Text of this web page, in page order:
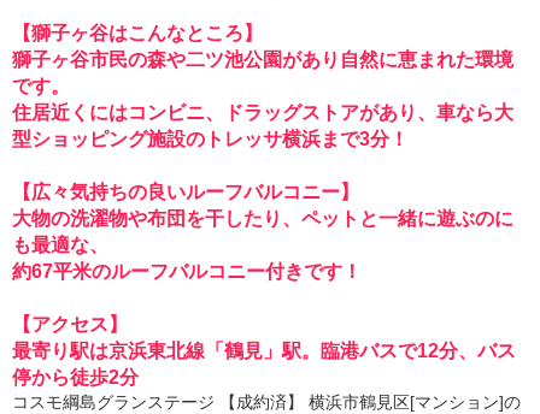
【獅子ヶ谷はこんなところ】
獅子ヶ谷市民の森や二ツ池公園があり自然に恵まれた環境
です。
住居近くにはコンビニ、ドラッグストアがあり、車なら大
型ショッピング施設のトレッサ横浜まで3分！
【広々気持ちの良いルーフバルコニー】
大物の洗濯物や布団を干したり、ペットと一緒に遊ぶのに
も最適な、
約67平米のルーフバルコニー付きです！
【アクセス】
最寄り駅は京浜東北線「鶴見」駅。臨港バスで12分、バス
停から徒歩2分
コスモ綱島グランステージ 【成約済】 横浜市鶴見区[マンション]の